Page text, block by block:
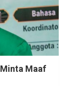
Minta Maaf